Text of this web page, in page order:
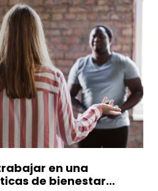
en una
de bienestar